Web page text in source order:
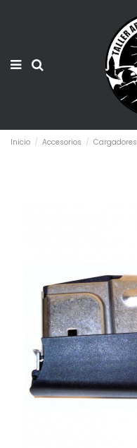
Inicio Accesorios Cargadores